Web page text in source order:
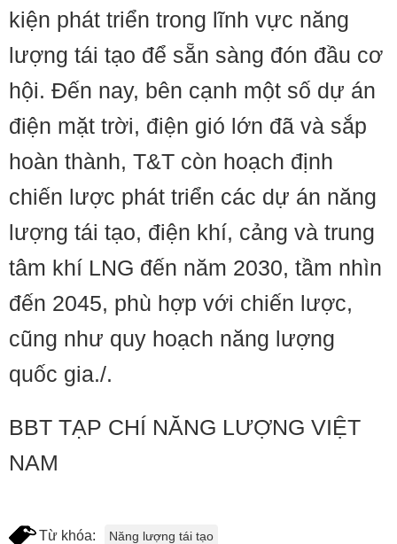
kiện phát triển trong lĩnh vực năng
lượng tái tạo để sẵn sàng đón đầu cơ
hội. Đến nay, bên cạnh một số dự án
điện mặt trời, điện gió lớn đã và sắp
hoàn thành, T&T còn hoạch định
chiến lược phát triển các dự án năng
lượng tái tạo, điện khí, cảng và trung
tâm khí LNG đến năm 2030, tầm nhìn
đến 2045, phù hợp với chiến lược,
cũng như quy hoạch năng lượng
quốc gia./.
BBT TẠP CHÍ NĂNG LƯỢNG VIỆT
NAM
Từ khóa: Năng lượng tái tạo